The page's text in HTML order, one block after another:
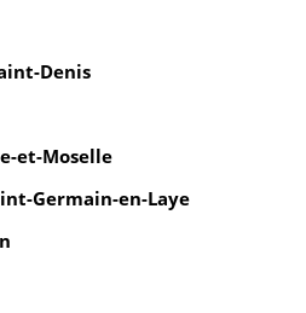
Denis
et-Moselle
Germain-en-Laye